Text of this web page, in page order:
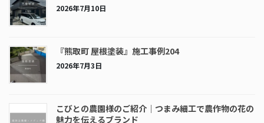
2026年7月10日
『熊取町 屋根塗装』施工事例204
2026年7月3日
こびとの農園様のご紹介｜つまみ細工で農作物の花の
魅力を伝えるブランド